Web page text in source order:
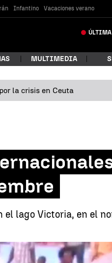
Infantino Vacaciones verano
ÚLTIMA
MULTIMEDIA
la crisis en Ceuta
lago Victoria, en el
que están marcando este